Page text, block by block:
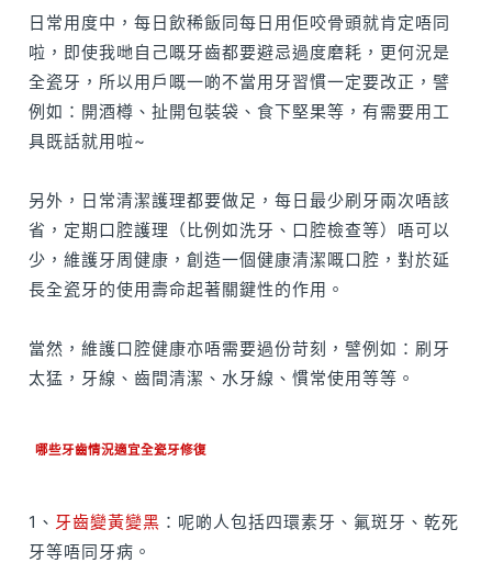
日常用度中，每日飲稀飯同每日用佢咬骨頭就肯定唔同
啦，即使我哋自己嘅牙齒都要避忌過度磨耗，更何況是
全瓷牙，所以用戶嘅一啲不當用牙習慣一定要改正，譬
例如：開酒樽、扯開包裝袋、食下堅果等，有需要用工
具既話就用啦~
另外，日常清潔護理都要做足，每日最少刷牙兩次唔該
省，定期口腔護理（比例如洗牙、口腔檢查等）唔可以
少，維護牙周健康，創造一個健康清潔嘅口腔，對於延
長全瓷牙的使用壽命起著關鍵性的作用。
當然，維護口腔健康亦唔需要過份苛刻，譬例如：刷牙
太猛，牙線、齒間清潔、水牙線、慣常使用等等。
哪些牙齒情況適宜全瓷牙修復
1、 牙齒變黃變黑 ：呢啲人包括四環素牙、氟斑牙、乾死
牙等唔同牙病。